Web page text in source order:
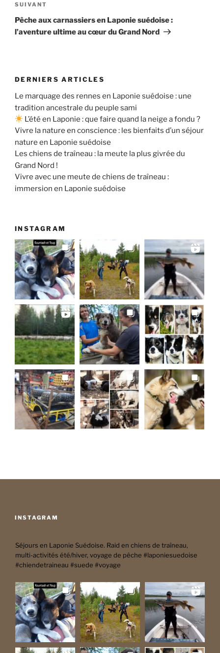
Article
suivant
SUIVANT
Pêche aux carnassiers en Laponie suédoise :
l’aventure ultime au cœur du Grand Nord
DERNIERS ARTICLES
Le marquage des rennes en Laponie suédoise : une
tradition ancestrale du peuple sami
L’été en Laponie : que faire quand la neige a fondu ?
Vivre la nature en conscience : les bienfaits d’un séjour
nature en Laponie suédoise
Les chiens de traîneau : la meute la plus givrée du
Grand Nord !
Vivre avec une meute de chiens de traîneau :
immersion en Laponie suédoise
INSTAGRAM
INSTAGRAM
Séjours en Laponie Suédoise. Raid en chiens de traîneau,
multi-activités été/hiver, voyage de pêche #laponiesuedoise
#chiendetraineau #suede #voyage